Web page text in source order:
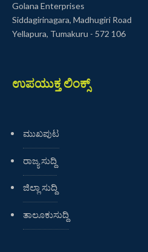
Golana Enterprises
Siddagirinagara, Madhugiri Road
Yellapura, Tumakuru - 572 106
ಉಪಯುಕ್ತ ಲಿಂಕ್ಸ್
ಮುಖಪುಟ
ರಾಜ್ಯ ಸುದ್ದಿ
ಜಿಲ್ಲಾ ಸುದ್ದಿ
ತಾಲೂಕುಸುದ್ದಿ